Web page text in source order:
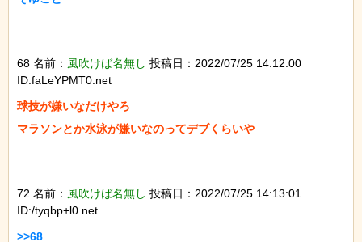
68 名前： 風吹けば名無し 投稿日：2022/07/25 14:12:00
ID:faLeYPMT0.net
球技が嫌いなだけやろ
マラソンとか水泳が嫌いなのってデブくらいや
72 名前： 風吹けば名無し 投稿日：2022/07/25 14:13:01
ID:/tyqbp+l0.net
>>68